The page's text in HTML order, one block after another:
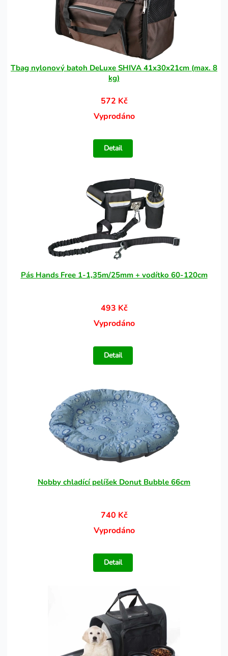
Tbag nylonový batoh DeLuxe SHIVA 41x30x21cm (max. 8
kg)
572 Kč
Vyprodáno
Detail
Pás Hands Free 1-1,35m/25mm + vodítko 60-120cm
493 Kč
Vyprodáno
Detail
Nobby chladící pelíšek Donut Bubble 66cm
740 Kč
Vyprodáno
Detail